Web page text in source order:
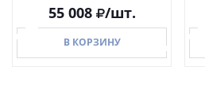
55 008 /шт.
В КОРЗИНУ